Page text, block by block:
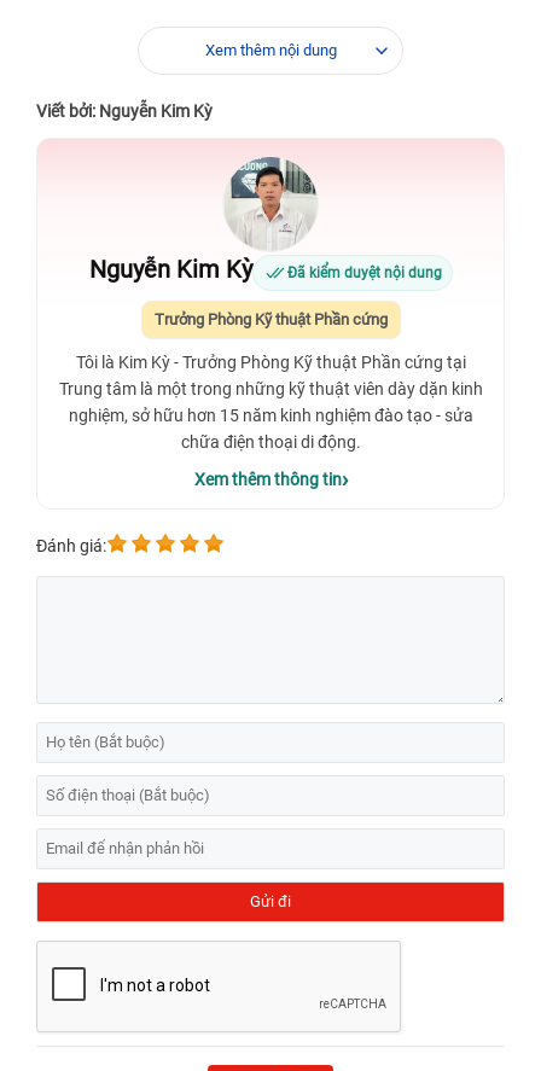
Xem thêm nội dung
Viết bởi: Nguyễn Kim Kỳ
Nguyễn Kim Kỳ Đã kiểm duyệt nội dung
Trưởng Phòng Kỹ thuật Phần cứng
Tôi là Kim Kỳ - Trưởng Phòng Kỹ thuật Phần cứng tại
Trung tâm là một trong những kỹ thuật viên dày dặn kinh
nghiệm, sở hữu hơn 15 năm kinh nghiệm đào tạo - sửa
chữa điện thoại di động.
Xem thêm thông tin
Đánh giá: